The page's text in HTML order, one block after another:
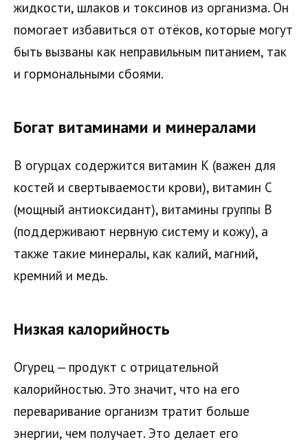
жидкости, шлаков и токсинов из организма. Он
помогает избавиться от отёков, которые могут
быть вызваны как неправильным питанием, так
и гормональными сбоями.
Богат витаминами и минералами
В огурцах содержится витамин К (важен для
костей и свертываемости крови), витамин С
(мощный антиоксидант), витамины группы B
(поддерживают нервную систему и кожу), а
также такие минералы, как калий, магний,
кремний и медь.
Низкая калорийность
Огурец — продукт с отрицательной
калорийностью. Это значит, что на его
переваривание организм тратит больше
энергии, чем получает. Это делает его